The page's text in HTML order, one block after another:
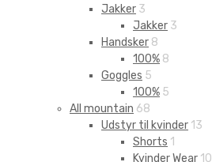
Jakker 3
Jakker 3
Handsker 8
100% 8
Goggles 5
100% 5
All mountain 68
Udstyr til kvinder 13
Shorts 1
Kvinder Wear 10